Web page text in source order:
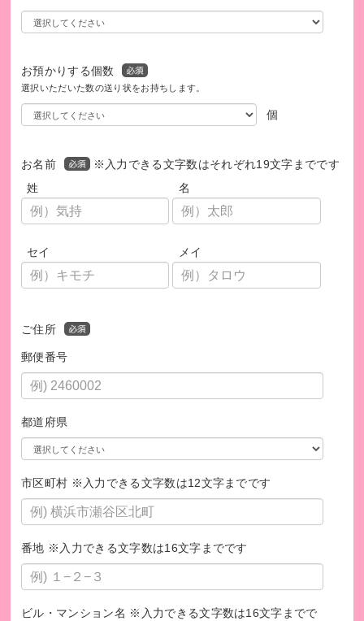
このプログラムは、SDGsの取り組みを促進します。
お預かりする個数
選択いただいた数の送り状をお持ちします。
個
お名前
※入力できる文字数はそれぞれ19文字までです
姓
名
セイ メイ
ご住所
郵便番号
都道府県
市区町村 ※入力できる文字数は12文字までです
番地 ※入力できる文字数は16文字までです
ビル・マンション名 ※入力できる文字数は16文字までで